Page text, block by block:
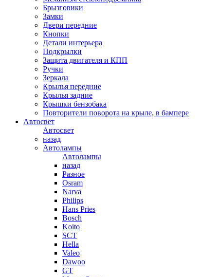
Брызговики
Замки
Двери передние
Кнопки
Детали интерьера
Подкрылки
Защита двигателя и КПП
Ручки
Зеркала
Крылья передние
Крылья задние
Крышки бензобака
Повторители поворота на крыле, в бампере
Автосвет
Автосвет
назад
Автолампы
Автолампы
назад
Разное
Osram
Narva
Philips
Hans Pries
Bosch
Koito
SCT
Hella
Valeo
Dawoo
GT